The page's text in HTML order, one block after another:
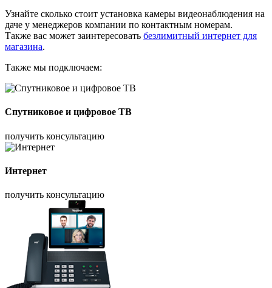
Узнайте сколько стоит установка камеры видеонаблюдения на
даче у менеджеров компании по контактным номерам.
Также вас может заинтересовать безлимитный интернет для
магазина.
Также мы подключаем:
Спутниковое и цифровое ТВ
получить консультацию
Интернет
получить консультацию